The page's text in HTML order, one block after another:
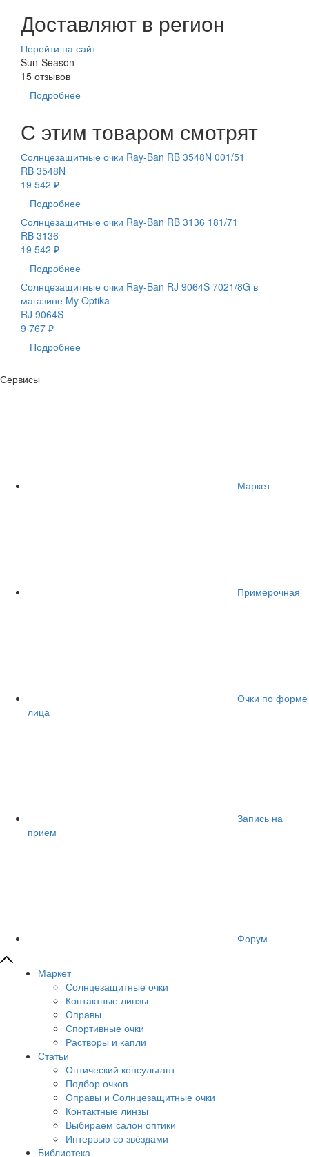
Доставляют в регион
Перейти на сайт
Sun-Season
15 отзывов
Подробнее
С этим товаром смотрят
Солнцезащитные очки Ray-Ban RB 3548N 001/51
RB 3548N
19 542 ₽
Подробнее
Солнцезащитные очки Ray-Ban RB 3136 181/71
RB 3136
19 542 ₽
Подробнее
Солнцезащитные очки Ray-Ban RJ 9064S 7021/8G в
магазине My Optika
RJ 9064S
9 767 ₽
Подробнее
Сервисы
Маркет
Примерочная
Очки по форме
лица
Запись на
прием
Форум
Маркет
Солнцезащитные очки
Контактные линзы
Оправы
Спортивные очки
Растворы и капли
Статьи
Оптический консультант
Подбор очков
Оправы и Солнцезащитные очки
Контактные линзы
Выбираем салон оптики
Интервью со звёздами
Библиотека